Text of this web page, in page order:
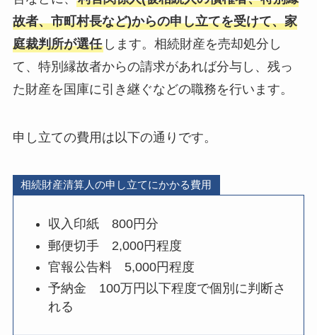
故者、市町村長など)からの申し立てを受けて、家
庭裁判所が選任します。相続財産を売却処分し
て、特別縁故者からの請求があれば分与し、残っ
た財産を国庫に引き継ぐなどの職務を行います。
申し立ての費用は以下の通りです。
相続財産清算人の申し立てにかかる費用
収入印紙 800円分
郵便切手 2,000円程度
官報公告料 5,000円程度
予納金 100万円以下程度で個別に判断さ
れる